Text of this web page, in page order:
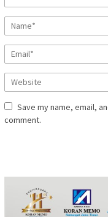
Save my name, email,
comment.